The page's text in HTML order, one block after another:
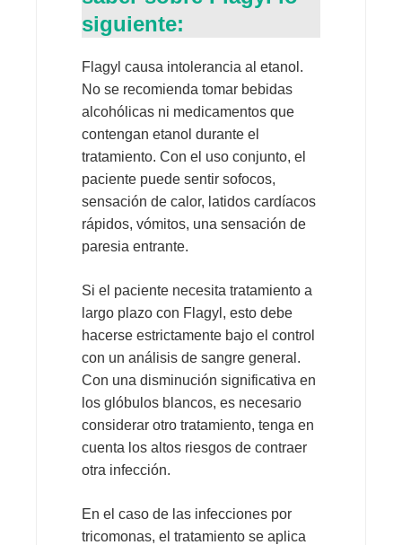
siguiente:
Flagyl causa intolerancia al etanol.
No se recomienda tomar bebidas
alcohólicas ni medicamentos que
contengan etanol durante el
tratamiento. Con el uso conjunto, el
paciente puede sentir sofocos,
sensación de calor, latidos cardíacos
rápidos, vómitos, una sensación de
paresia entrante.
Si el paciente necesita tratamiento a
largo plazo con Flagyl, esto debe
hacerse estrictamente bajo el control
con un análisis de sangre general.
Con una disminución significativa en
los glóbulos blancos, es necesario
considerar otro tratamiento, tenga en
cuenta los altos riesgos de contraer
otra infección.
En el caso de las infecciones por
tricomonas, el tratamiento se aplica